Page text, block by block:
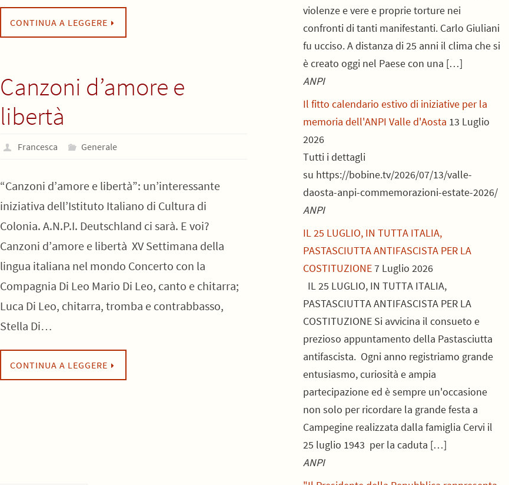
CONTINUA A LEGGERE
Canzoni d’amore e
libertà
Francesca Generale
“Canzoni d’amore e libertà”: un’interessante
iniziativa dell’Istituto Italiano di Cultura di
Colonia. A.N.P.I. Deutschland ci sarà. E voi?
Canzoni d’amore e libertà XV Settimana della
lingua italiana nel mondo Concerto con la
Compagnia Di Leo Mario Di Leo, canto e chitarra;
Luca Di Leo, chitarra, tromba e contrabbasso,
Stella Di…
CONTINUA A LEGGERE
violenze e vere e proprie torture nei
confronti di tanti manifestanti. Carlo Giuliani
fu ucciso. A distanza di 25 anni il clima che si
è creato oggi nel Paese con una […]
ANPI
Il fitto calendario estivo di iniziative per la
memoria dell'ANPI Valle d'Aosta 13 Luglio
2026
Tutti i dettagli
su https://bobine.tv/2026/07/13/valle-
daosta-anpi-commemorazioni-estate-2026/
ANPI
IL 25 LUGLIO, IN TUTTA ITALIA,
PASTASCIUTTA ANTIFASCISTA PER LA
COSTITUZIONE7 Luglio 2026
IL 25 LUGLIO, IN TUTTA ITALIA,
PASTASCIUTTA ANTIFASCISTA PER LA
COSTITUZIONE Si avvicina il consueto e
prezioso appuntamento della Pastasciutta
antifascista. Ogni anno registriamo grande
entusiasmo, curiosità e ampia
partecipazione ed è sempre un'occasione
non solo per ricordare la grande festa a
Campegine realizzata dalla famiglia Cervi il
25 luglio 1943 per la caduta […]
ANPI